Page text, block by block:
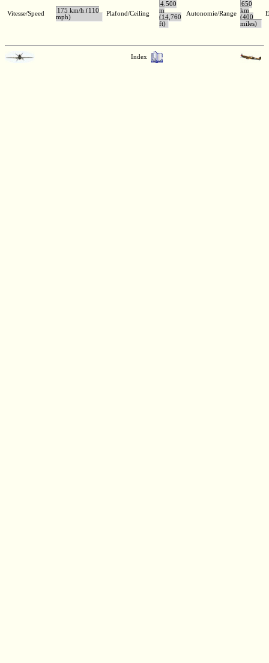
Vitesse/Speed
175 km/h (110
mph)
Plafond/Ceiling
4.500
m
(14,760
ft)
Autonomie/Range
650
km
(400
miles)
Index